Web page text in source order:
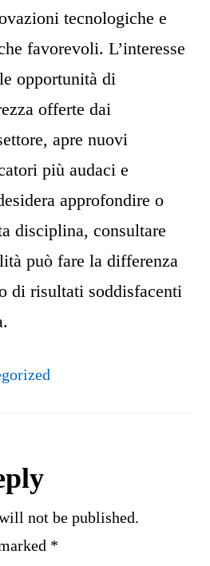
tecnologiche e
favorevoli. L’interesse
opportunità di
offerte dai
apre nuovi
più audaci e
approfondire o
disciplina, consultare
può fare la differenza
di risultati soddisfacenti
not be published.
*